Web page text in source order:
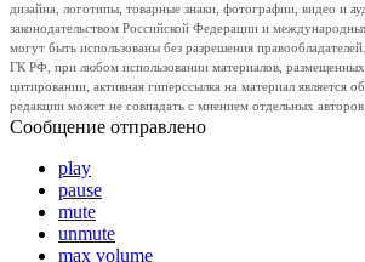
дизайна, логотипы, товарные знаки, фотографии, видео и
законодательством Российской Федерации и
могут быть использованы без разрешения
ГК РФ, при любом использовании материалов, размещенных
цитировании, активная гиперссылка на материал является
редакции может не совпадать с мнением отдельных авторов
Сообщение отправлено
play
pause
mute
unmute
max volume